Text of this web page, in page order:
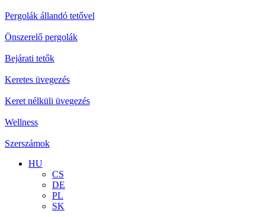
Pergolák állandó tetővel
Önszerelő pergolák
Bejárati tetők
Keretes üvegezés
Keret nélküli üvegezés
Wellness
Szerszámok
HU
CS
DE
PL
SK